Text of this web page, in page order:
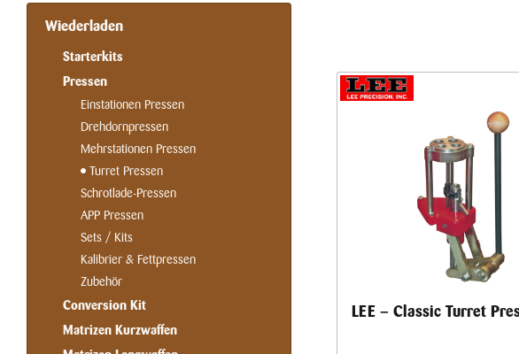
Wiederladen
Starterkits
Pressen
Einstationen Pressen
Drehdornpressen
Mehrstationen Pressen
Turret Pressen
Schrotlade-Pressen
APP Pressen
Sets / Kits
Kalibrier & Fettpressen
Zubehör
Conversion Kit
Matrizen Kurzwaffen
LEE – Classic Turret